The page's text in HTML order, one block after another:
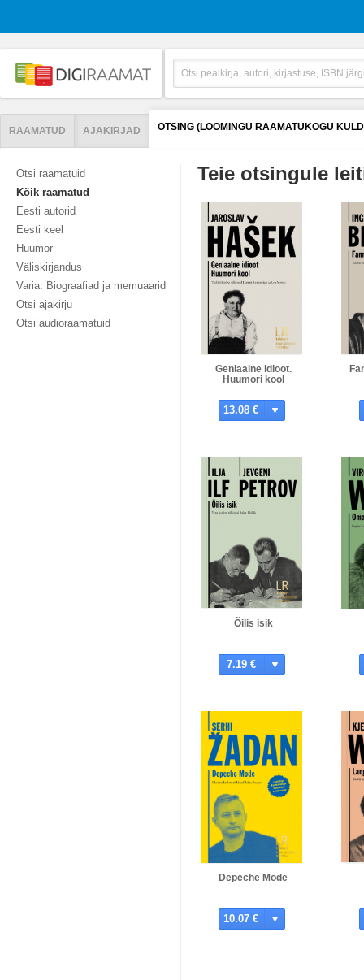
RAAMATUD AJAKIRJAD OTSING (LOOMINGU RAAMATUKOGU
Otsi raamatuid
Kõik raamatud
Eesti autorid
Eesti keel
Huumor
Väliskirjandus
Varia. Biograafiad ja memuaarid
Otsi ajakirju
Otsi audioraamatuid
Teie otsingule
Geniaalne idioot.
Huumori kool
13.08 €
Õilis isik
7.19 €
Depeche Mode
10.07 €